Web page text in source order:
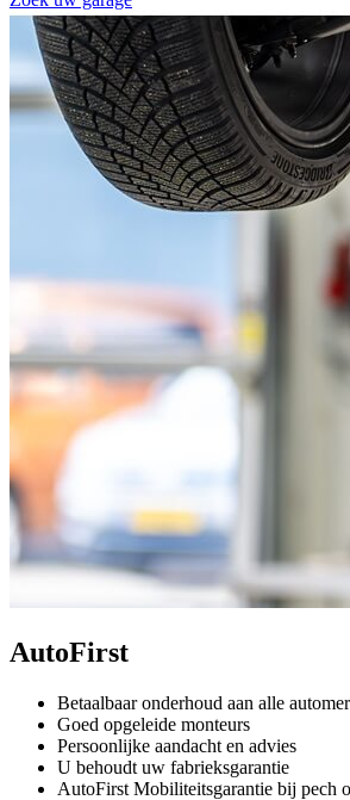
AutoFirst
Betaalbaar onderhoud aan alle
Goed opgeleide monteurs
Persoonlijke aandacht en advies
U behoudt uw fabrieksgarantie
AutoFirst Mobiliteitsgarantie bij pech